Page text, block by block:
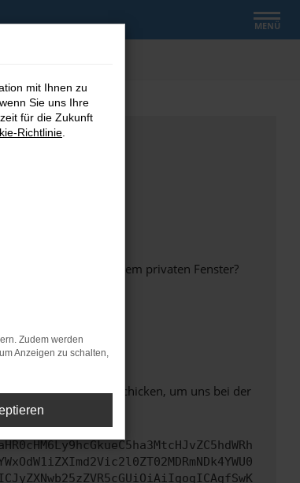
MENÜ
Browser oder in einem privaten Fenster?
werden.
uns diesen Text schicken, um uns bei der
mit Ihnen zu
Sie uns Ihre
für die Zukunft
Richtlinie
Zudem werden
Anzeigen zu schalten,